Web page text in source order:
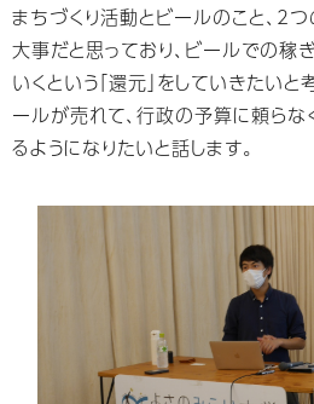
まちづくり活動とビールのこと、2
⼤事だと思っており、ビールでの稼
いくという「還元」をしていきたいと
ールが売れて、⾏政の予算に頼ら
るようになりたいと話します。